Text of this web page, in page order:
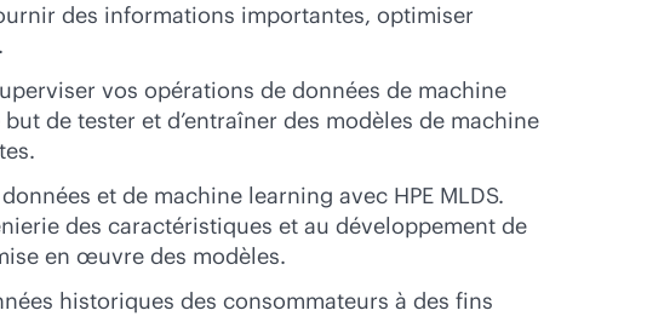
des informations importantes, optimiser
vos opérations de données de machine
de tester et d’entraîner des modèles de machine
et de machine learning avec HPE MLDS.
des caractéristiques et au développement de
en œuvre des modèles.
historiques des consommateurs à des fins